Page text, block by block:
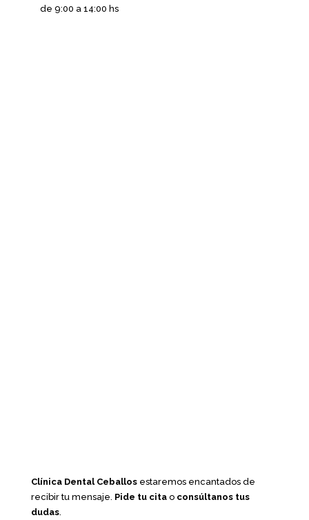
de 9:00 a 14:00 hs
Clínica Dental Ceballosestaremos encantados de
recibir tu mensaje. Pide tu citao consúltanos tus
dudas.